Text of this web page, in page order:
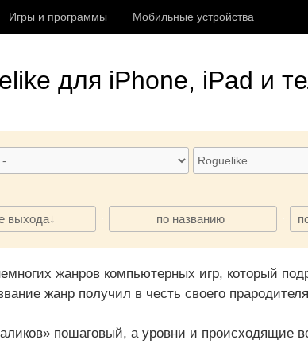
Игры и программы Мобильные устройства
для iPhone, iPad и
выхода · по названию ·
жанров компьютерных игр, который
жанр получил в честь своего
пошаговый, а уровни и происходящие